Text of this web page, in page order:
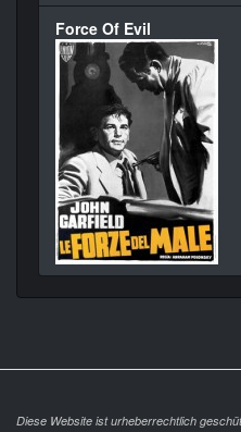
Force Of Evil
Diese Website ist urheberrechtlich